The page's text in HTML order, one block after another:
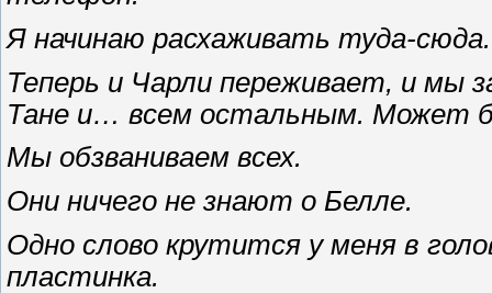
Я начинаю расхаживать туда-сюда.
Теперь и Чарли переживает, и мы
Тане и… всем остальным. Может
Мы обзваниваем всех.
Они ничего не знают о Белле.
Одно слово крутится у меня в
пластинка.